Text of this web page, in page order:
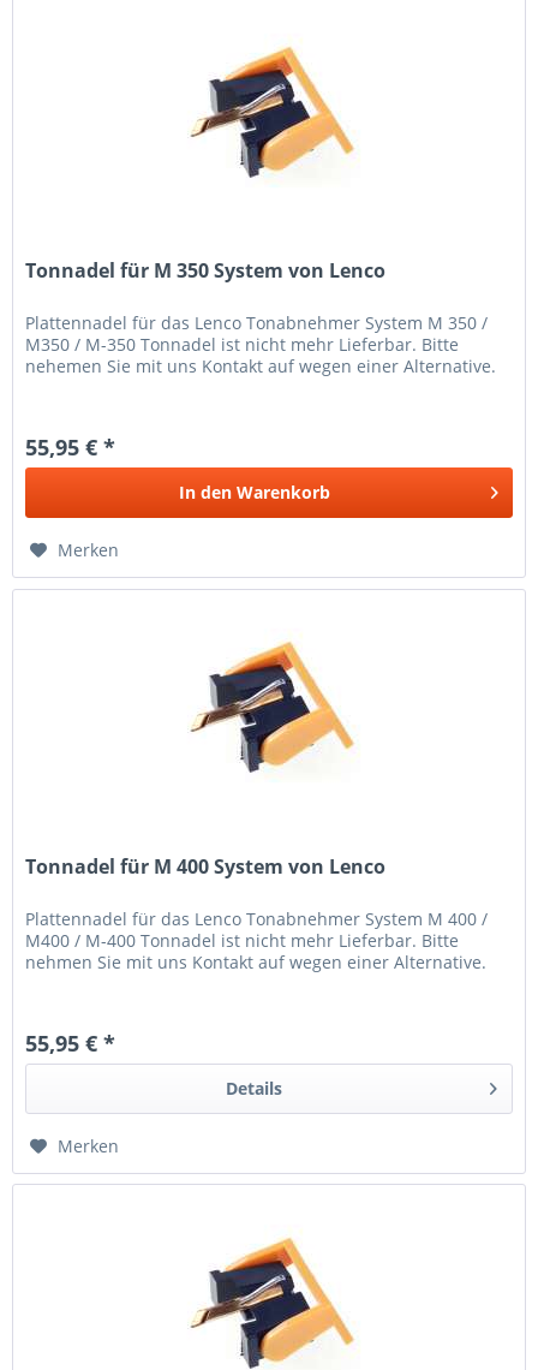
Tonnadel für M 350 System von Lenco
Plattennadel für das Lenco Tonabnehmer System M 350 /
M350 / M-350 Tonnadel ist nicht mehr Lieferbar. Bitte
nehemen Sie mit uns Kontakt auf wegen einer Alternative.
55,95 € *
In den Warenkorb
Merken
Tonnadel für M 400 System von Lenco
Plattennadel für das Lenco Tonabnehmer System M 400 /
M400 / M-400 Tonnadel ist nicht mehr Lieferbar. Bitte
nehmen Sie mit uns Kontakt auf wegen einer Alternative.
55,95 € *
Details
Merken